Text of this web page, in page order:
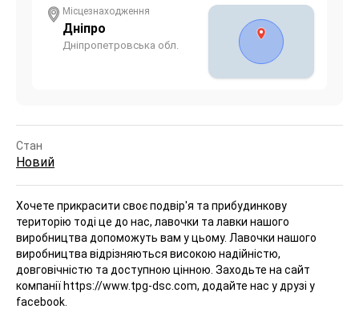
Місцезнаходження
Дніпро
Дніпропетровська обл.
Стан
Новий
Хочете прикрасити своє подвір'я та прибудинкову
територію тоді це до нас, лавочки та лавки нашого
виробництва допоможуть вам у цьому. Лавочки нашого
виробництва відрізняються високою надійністю,
довговічністю та доступною цінною. Заходьте на сайт
компанії https://www.tpg-dsc.com, додайте нас у друзі у
facebook.